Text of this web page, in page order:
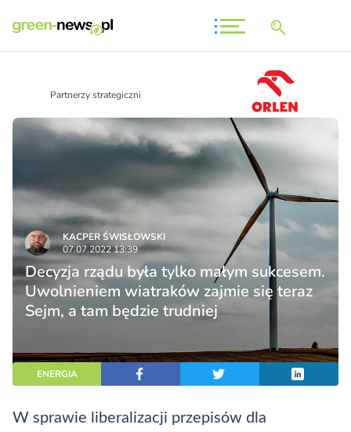
Partnerzy strategiczni
KACPER ŚWISŁO­WSKI
07.07.2022 13:39
Decyzja rządu była tylko małym sukcesem.
Uwolnieniem wiatraków zajmie się teraz
Sejm, a tam będzie trudniej
ENERGIA
W sprawie liberalizacji przepisów dla